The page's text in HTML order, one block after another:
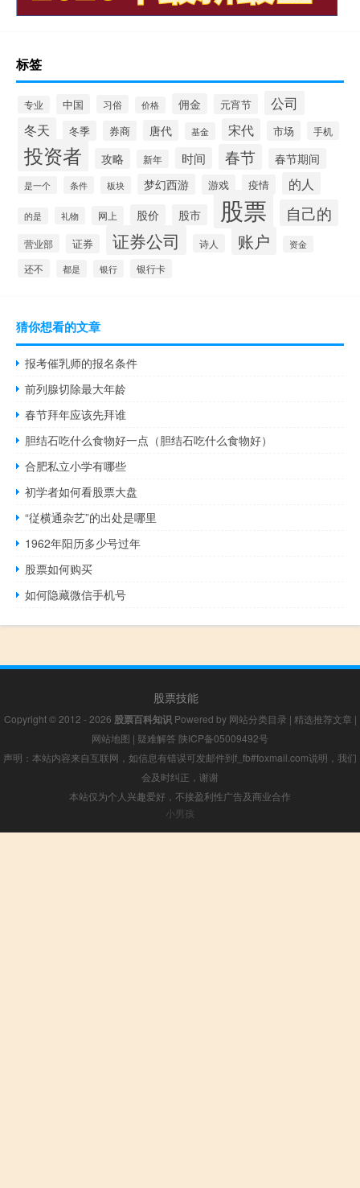
标签
专业 中国 习俗 价格 佣金 元宵节
公司
冬天
冬季 券商 唐代 基金 宋代 市场 手机
投资者 攻略 新年 时间 春节 春节期间
是一个 条件 板块 梦幻西游 游戏 疫情 的人
的是 礼物 网上 股价 股市 股票 自己的
营业部 证券 证券公司 诗人 账户 资金
还不 都是 银行 银行卡
猜你想看的文章
报考催乳师的报名条件
前列腺切除最大年龄
春节拜年应该先拜谁
胆结石吃什么食物好一点（胆结石吃什么食物好）
合肥私立小学有哪些
初学者如何看股票大盘
“従横通杂艺”的出处是哪里
1962年阳历多少号过年
股票如何购买
如何隐藏微信手机号
股票技能
Copyright © 2012 - 2026 股票百科知识 Powered by 网站分类目录 | 精选推荐文章 |
网站地图 | 疑难解答 陕ICP备05009492号
声明：本站内容来自互联网，如信息有错误可发邮件到f_fb#foxmail.com说明，我们
会及时纠正，谢谢
本站仅为个人兴趣爱好，不接盈利性广告及商业合作
小男孩